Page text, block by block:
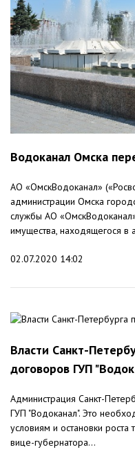
Водоканал Омска
АО «ОмскВодоканал»
администрации Омска
службы АО
имущества, находящегося в
02.07.2020 14:02
Власти Санкт-
договоров ГУП
Администрация Санкт-
ГУП "Водоканал". Это
условиям и остановки
вице-губернатора...